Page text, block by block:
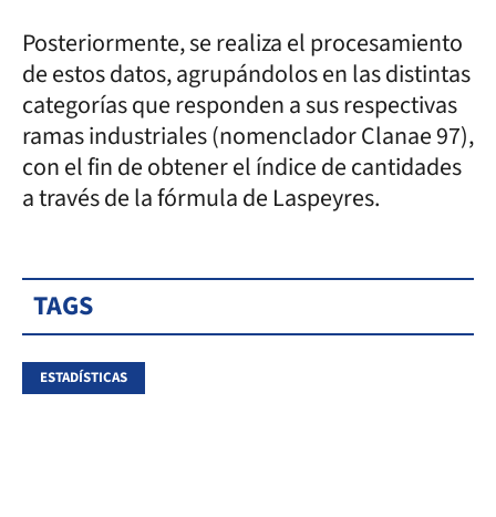
Posteriormente, se realiza el procesamiento
de estos datos, agrupándolos en las distintas
categorías que responden a sus respectivas
ramas industriales (nomenclador Clanae 97),
con el fin de obtener el índice de cantidades
a través de la fórmula de Laspeyres.
TAGS
ESTADÍSTICAS